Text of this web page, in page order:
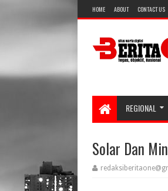
HOME ABOUT CONTACT US
REGIONAL
Solar Dan